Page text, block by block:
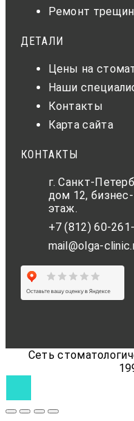
Ремонт
ДЕТАЛИ
Цены на
Наши
Контакты
Карта сайта
КОНТАКТЫ
г. Санкт-
дом 12,
этаж.
+7 (812) 60-
mail@olga-
Сеть